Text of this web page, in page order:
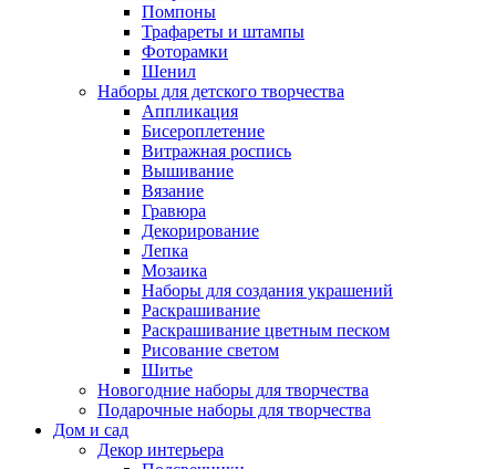
Помпоны
Трафареты и штампы
Фоторамки
Шенил
Наборы для детского творчества
Аппликация
Бисероплетение
Витражная роспись
Вышивание
Вязание
Гравюра
Декорирование
Лепка
Мозаика
Наборы для создания украшений
Раскрашивание
Раскрашивание цветным песком
Рисование светом
Шитье
Новогодние наборы для творчества
Подарочные наборы для творчества
Дом и сад
Декор интерьера